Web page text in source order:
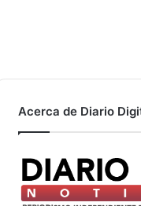
Acerca de Diario